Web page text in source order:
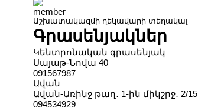
Աշխատակազմի ղեկավարի տեղակալ
Գրասենյակներ
Կենտրոնական գրասենյակ
Սայաթ-Նովա 40
091567987
Ավան
Ավան-Առինջ թաղ․ 1-ին միկշրջ․ 2/15
094534929